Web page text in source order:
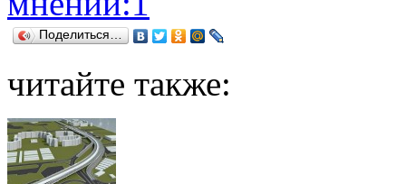
Поделиться…
читайте также: